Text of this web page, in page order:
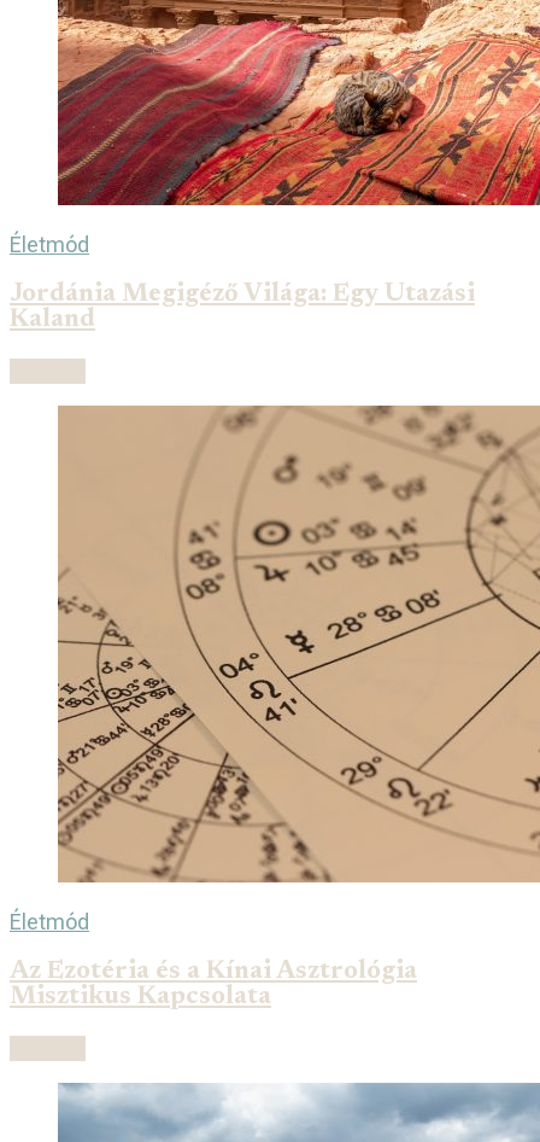
Életmód
Jordánia Megigéző Világa: Egy Utazási
Kaland
Életmód
Az Ezotéria és a Kínai Asztrológia
Misztikus Kapcsolata